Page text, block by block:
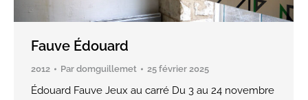
Fauve Édouard
2012 Par domguillemet 25 février 2025
Édouard Fauve Jeux au carré Du 3 au 24 novembre